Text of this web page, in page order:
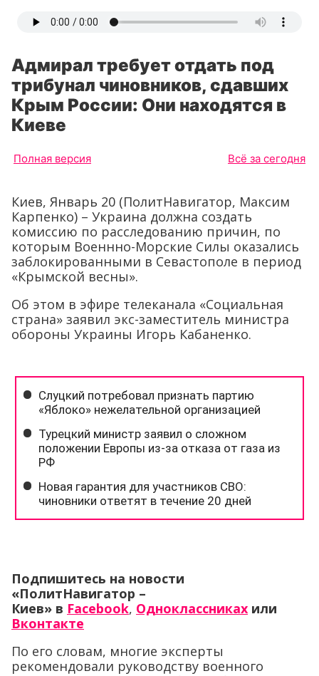
Адмирал требует отдать под
трибунал чиновников, сдавших
Крым России: Они находятся в
Киеве
Полная версия Всё за сегодня
Киев, Январь 20 (ПолитНавигатор, Максим
Карпенко) – Украина должна создать
комиссию по расследованию причин, по
которым Военнно-Морские Силы оказались
заблокированными в Севастополе в период
«Крымской весны».
Об этом в эфире телеканала «Социальная
страна» заявил экс-заместитель министра
обороны Украины Игорь Кабаненко.
Подпишитесь на новости
«ПолитНавигатор –
Киев» в Facebook, Одноклассниках или
Вконтакте
По его словам, многие эксперты
рекомендовали руководству военного